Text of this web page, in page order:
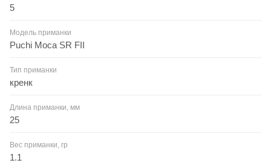
5
Модель приманки
Puchi Moca SR FII
Тип приманки
кренк
Длина приманки, мм
25
Вес приманки, гр
1.1